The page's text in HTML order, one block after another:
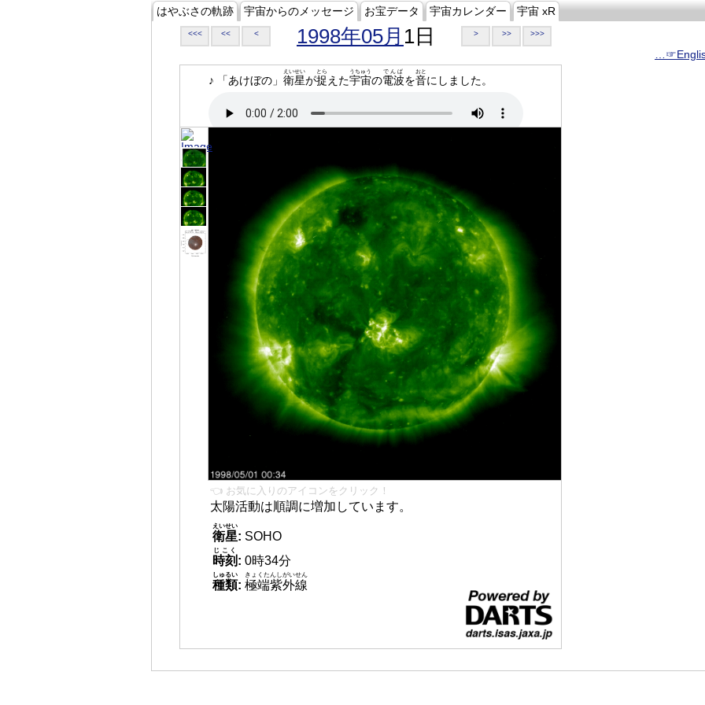
はやぶさの軌跡 宇宙からのメッセージ お宝データ 宇宙カレンダー 宇宙 xR
<<< << < 1998年05月 1日 > >> >>>
♪ 「あけぼの」 衛星
えいせい
が捉
とら
えた宇宙
うちゅう
の電波
でんぱ
を音
おと
にしました。
👈 お気に入りのアイコンをクリック！
太陽活動は順調に増加しています。
衛星
えいせい
: SOHO
時刻
じこく
: 0時34分
種類
しゅるい
: 極端紫外線
きょくたんしがいせん